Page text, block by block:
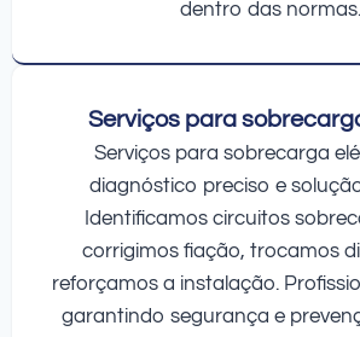
dentro das normas.
Serviços para
Serviços para sobrecarga
diagnóstico preciso e
Identificamos circuitos
corrigimos fiação, trocamos
reforçamos a instalação.
garantindo segurança e